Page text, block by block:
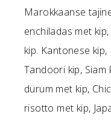
Marokkaanse
enchiladas met
kip. Kantonese
Tandoori kip, Siam
dürum met kip,
risotto met kip,